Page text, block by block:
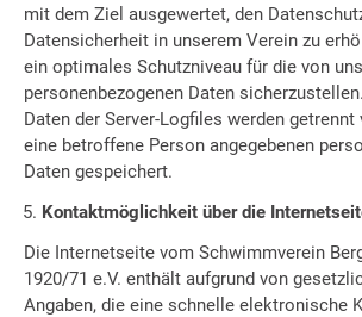
mit dem Ziel ausgewertet, den
Datensicherheit in unserem Verein zu
ein optimales Schutzniveau für die von
personenbezogenen Daten
Daten der Server-Logfiles werden
eine betroffene Person angegebenen
Daten gespeichert.
Kontaktmöglichkeit über die
Die Internetseite vom Schwimmverein
1920/71 e.V. enthält aufgrund von
Angaben, die eine schnelle elektronische